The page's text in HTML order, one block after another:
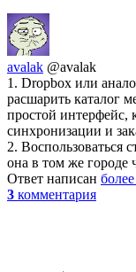
avalak @avalak
1. Dropbox или
расшарить каталог
простой интерфейс,
синхронизации и
2. Воспользоваться
она в том же городе
Ответ написан
3 комментария